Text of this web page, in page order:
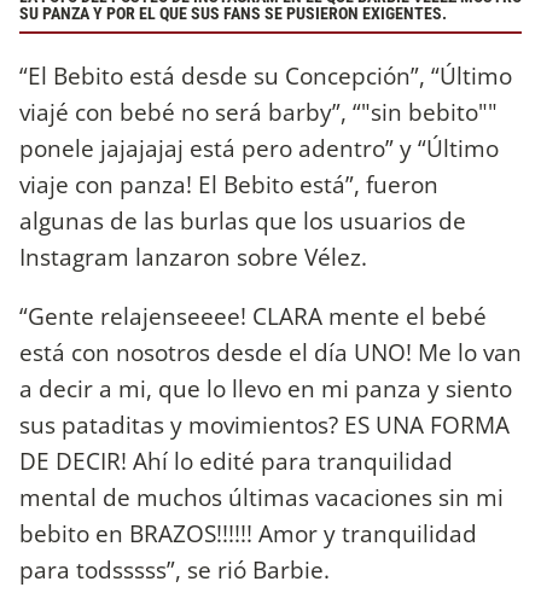
SU PANZA Y POR EL QUE SUS FANS SE PUSIERON EXIGENTES.
“El Bebito está desde su Concepción”, “Último
viajé con bebé no será barby”, “"sin bebito""
ponele jajajajaj está pero adentro” y “Último
viaje con panza! El Bebito está”, fueron
algunas de las burlas que los usuarios de
Instagram lanzaron sobre Vélez.
“Gente relajenseeee! CLARA mente el bebé
está con nosotros desde el día UNO! Me lo van
a decir a mi, que lo llevo en mi panza y siento
sus pataditas y movimientos? ES UNA FORMA
DE DECIR! Ahí lo edité para tranquilidad
mental de muchos últimas vacaciones sin mi
bebito en BRAZOS!!!!!! Amor y tranquilidad
para todsssss”, se rió Barbie.